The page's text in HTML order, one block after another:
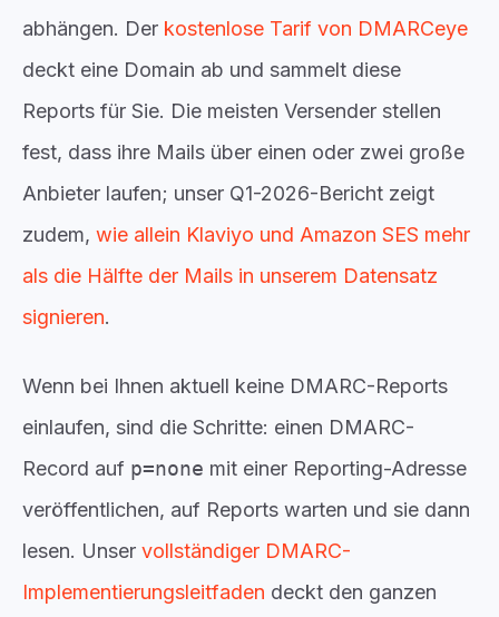
abhängen. Der kostenlose Tarif von DMARCeye
deckt eine Domain ab und sammelt diese
Reports für Sie. Die meisten Versender stellen
fest, dass ihre Mails über einen oder zwei große
Anbieter laufen; unser Q1-2026-Bericht zeigt
zudem, wie allein Klaviyo und Amazon SES mehr
als die Hälfte der Mails in unserem Datensatz
signieren.
Wenn bei Ihnen aktuell keine DMARC-Reports
einlaufen, sind die Schritte: einen DMARC-
Record auf p=none mit einer Reporting-Adresse
veröffentlichen, auf Reports warten und sie dann
lesen. Unser vollständiger DMARC-
Implementierungsleitfaden deckt den ganzen